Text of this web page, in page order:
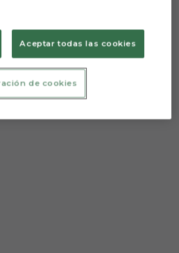
Aceptar todas las cookies
de cookies